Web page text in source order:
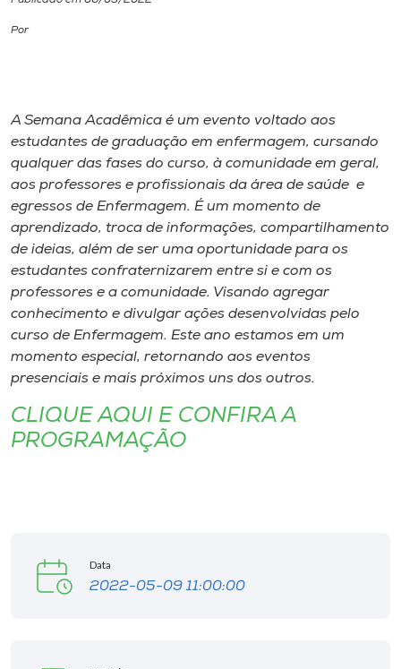
Rádio
Museu
Unoesc
Store
o idioma
Por
A Semana Acadêmica é um evento voltado aos
estudantes de graduação em enfermagem, cursando
qualquer das fases do curso, à comunidade em geral,
aos professores e profissionais da área de saúde e
egressos de Enfermagem. É um momento de
aprendizado, troca de informações, compartilhamento
de ideias, além de ser uma oportunidade para os
estudantes confraternizarem entre si e com os
professores e a comunidade. Visando agregar
conhecimento e divulgar ações desenvolvidas pelo
curso de Enfermagem. Este ano estamos em um
momento especial, retornando aos eventos
presenciais e mais próximos uns dos outros.
CLIQUE AQUI E CONFIRA A
PROGRAMAÇÃO
Data
2022-05-09 11:00:00